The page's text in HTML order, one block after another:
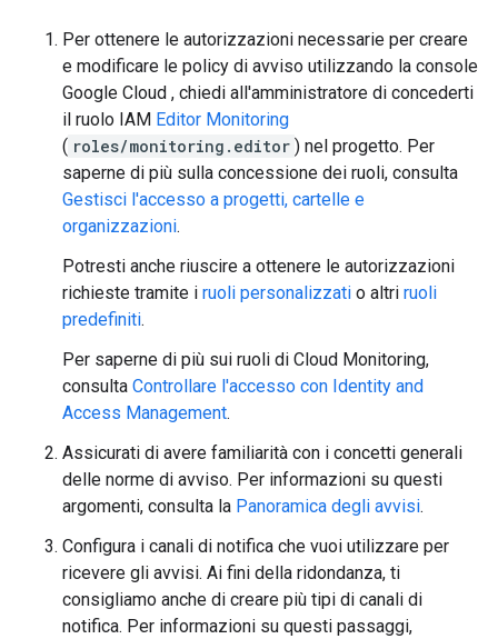
Per ottenere le autorizzazioni necessarie per creare
e modificare le policy di avviso utilizzando la console
Google Cloud , chiedi all'amministratore di concederti
il ruolo IAM Editor Monitoring
( roles/monitoring.editor ) nel progetto. Per
saperne di più sulla concessione dei ruoli, consulta
Gestisci l'accesso a progetti, cartelle e
organizzazioni.
Potresti anche riuscire a ottenere le autorizzazioni
richieste tramite i ruoli personalizzati o altri ruoli
predefiniti.
Per saperne di più sui ruoli di Cloud Monitoring,
consulta Controllare l'accesso con Identity and
Access Management.
Assicurati di avere familiarità con i concetti generali
delle norme di avviso. Per informazioni su questi
argomenti, consulta la Panoramica degli avvisi.
Configura i canali di notifica che vuoi utilizzare per
ricevere gli avvisi. Ai fini della ridondanza, ti
consigliamo anche di creare più tipi di canali di
notifica. Per informazioni su questi passaggi,